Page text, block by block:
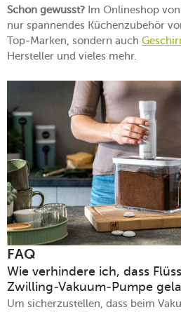
Schon gewusst? Im Onlineshop
nur spannendes Küchenzubehör
Top-Marken, sondern auch
Hersteller und vieles mehr.
FAQ
Wie verhindere ich, dass
Zwilling-Vakuum-Pumpe
Um sicherzustellen, dass beim